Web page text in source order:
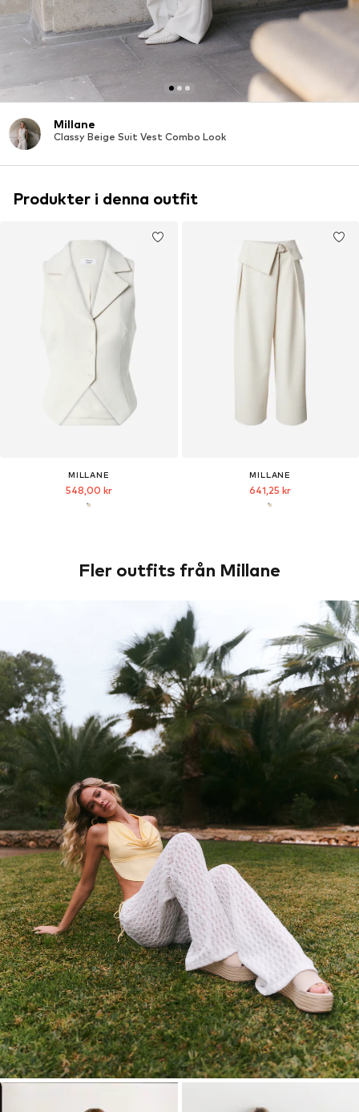
Millane
Classy Beige Suit Vest Combo Look
Produkter i denna outfit
MILLANE
548,00 kr
MILLANE
641,25 kr
Fler outfits från Millane